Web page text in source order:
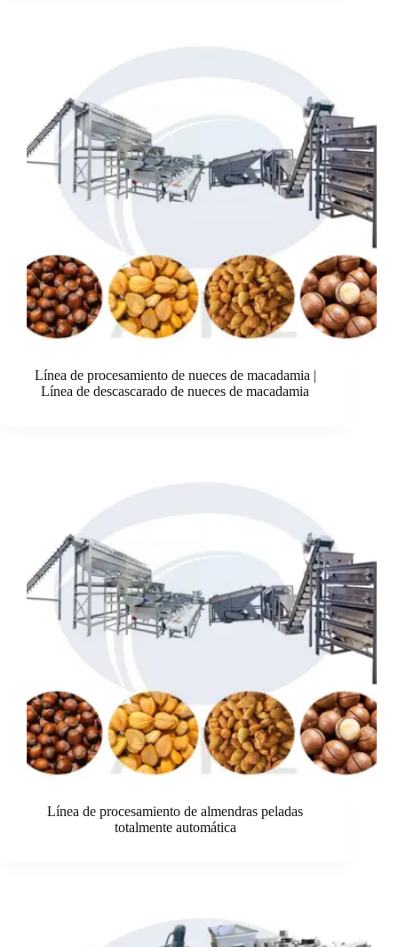
Línea de procesamiento de nueces de macadamia |
Línea de descascarado de nueces de macadamia
Línea de procesamiento de almendras peladas
totalmente automática